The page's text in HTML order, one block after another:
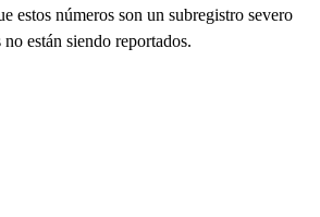
estos números son un subregistro severo
están siendo reportados.